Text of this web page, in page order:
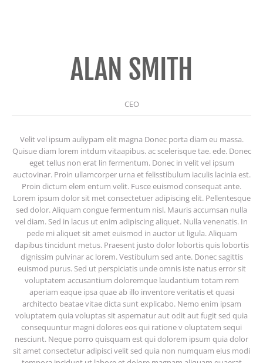
ALAN SMITH
CEO
Velit vel ipsum auliypam elit magna Donec porta diam eu massa.
Quisue diam lorem intdum vitaapibus. ac scelerisque tae. ede. Donec
eget tellus non erat lin fermentum. Donec in velit vel ipsum
auctovinar. Proin ullamcorper urna et felisstibulum iaculis lacinia est.
Proin dictum elem entum velit. Fusce euismod consequat ante.
Lorem ipsum dolor sit met consectetuer adipiscing elit. Pellentesque
sed dolor. Aliquam congue fermentum nisl. Mauris accumsan nulla
vel diam. Sed in lacus ut enim adipiscing aliquet. Nulla venenatis. In
pede mi aliquet sit amet euismod in auctor ut ligula. Aliquam
dapibus tincidunt metus. Praesent justo dolor lobortis quis lobortis
dignissim pulvinar ac lorem. Vestibulum sed ante. Donec sagittis
euismod purus. Sed ut perspiciatis unde omnis iste natus error sit
voluptatem accusantium doloremque laudantium totam rem
aperiam eaque ipsa quae ab illo inventore veritatis et quasi
architecto beatae vitae dicta sunt explicabo. Nemo enim ipsam
voluptatem quia voluptas sit aspernatur aut odit aut fugit sed quia
consequuntur magni dolores eos qui ratione v oluptatem sequi
nesciunt. Neque porro quisquam est qui dolorem ipsum quia dolor
sit amet consectetur adipisci velit sed quia non numquam eius modi